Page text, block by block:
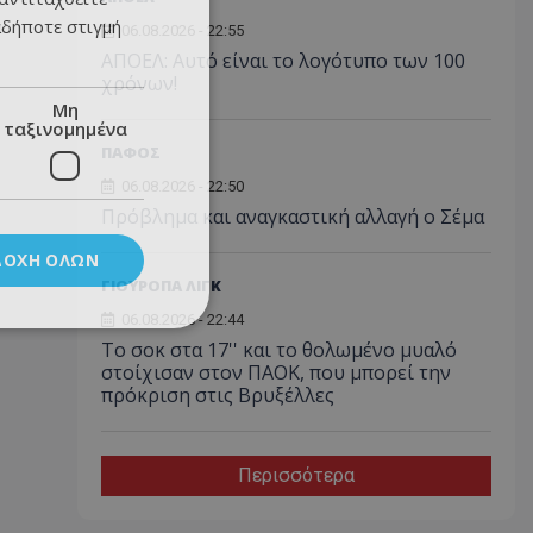
06.08.2026 - 22:55
ΑΠΟΕΛ: Αυτό είναι το λογότυπο των 100
χρόνων!
06.08.2026 - 22:50
Πρόβλημα και αναγκαστική αλλαγή ο Σέμα
ΓΙΟΥΡΟΠΑ ΛΙΓΚ
06.08.2026 - 22:44
Το σοκ στα 17'' και το θολωμένο μυαλό
στοίχισαν στον ΠΑΟΚ, που μπορεί την
πρόκριση στις Βρυξέλλες
Περισσότερα
στιγμή
Μη
ταξινομημένα
ΌΛΩΝ